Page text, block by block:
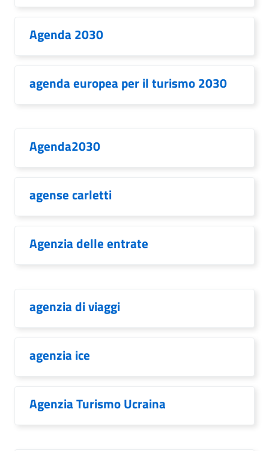
Agenda 2030
agenda europea per il turismo 2030
Agenda2030
agense carletti
Agenzia delle entrate
agenzia di viaggi
agenzia ice
Agenzia Turismo Ucraina